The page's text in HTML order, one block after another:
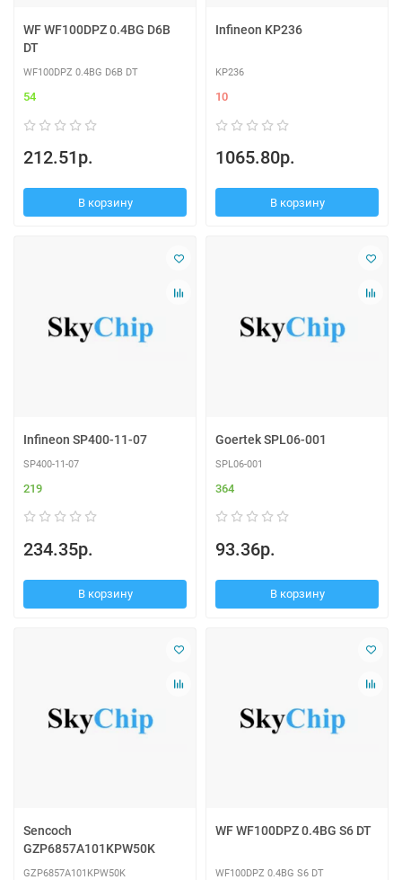
WF WF100DPZ 0.4BG D6B
DT
WF100DPZ 0.4BG D6B DT
54
212.51р.
В корзину
Infineon KP236
KP236
10
1065.80р.
В корзину
Infineon SP400-11-07
SP400-11-07
219
234.35р.
В корзину
Goertek SPL06-001
SPL06-001
364
93.36р.
В корзину
Sencoch
GZP6857A101KPW50K
GZP6857A101KPW50K
WF WF100DPZ 0.4BG S6 DT
WF100DPZ 0.4BG S6 DT